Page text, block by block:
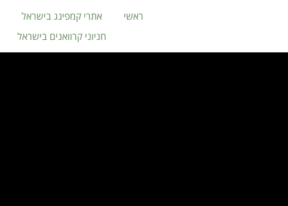
ראשי אתרי קמפינג בישראל
חניוני קרוואנים בישראל